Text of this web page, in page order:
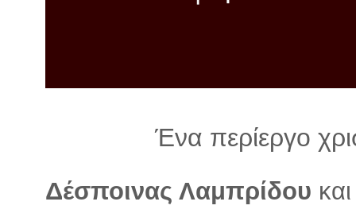
Ένα περίεργο
Δέσποινας Λαμπρίδου